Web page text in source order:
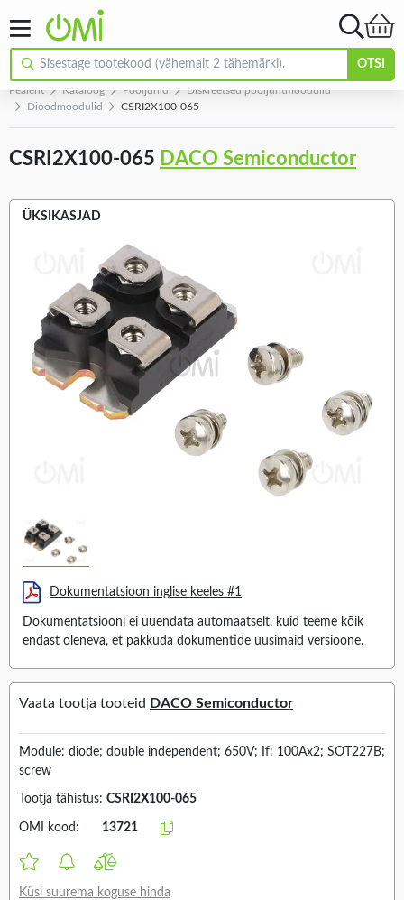
OTSI
Pealeht Kataloog Pooljuhid
Diskreetsed pooljuhtmoodulid
Dioodmoodulid
CSRI2X100-065
CSRI2X100-065 DACO Semiconductor
ÜKSIKASJAD
Dokumentatsioon inglise keeles #1
Dokumentatsiooni ei uuendata automaatselt, kuid teeme kõik
endast oleneva, et pakkuda dokumentide uusimaid versioone.
Vaata tootja tooteid DACO Semiconductor
Module: diode; double independent; 650V; If: 100Ax2; SOT227B;
screw
Tootja tähistus: CSRI2X100-065
OMI kood: 13721
Küsi suurema koguse hinda